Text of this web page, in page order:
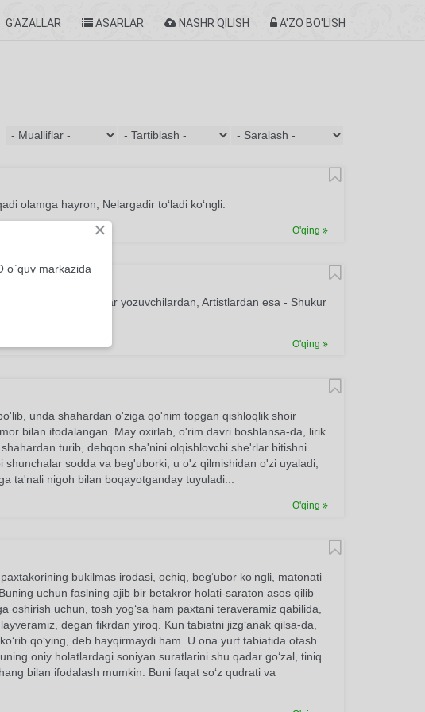
G'AZALLAR ASARLAR NASHR QILISH A'ZO BO'LISH
olamga hayron, Nelargadir to‘ladi ko‘ngli.
O'qing
Qodiriyni eslar yozuvchilardan, Artistlardan esa - Shukur
O'qing
unda shahardan o'ziga qo'nim topgan qishloqlik shoir
bilan ifodalangan. May oxirlab, o'rim davri boshlansa-da, lirik
turib, dehqon sha'nini olqishlovchi she'rlar bitishni
shunchalar sodda va beg'uborki, u o'z qilmishidan o'zi uyaladi,
ta'nali nigoh bilan boqayotganday tuyuladi...
O'qing
bukilmas irodasi, ochiq, beg‘ubor ko‘ngli, matonati
uchun faslning ajib bir betakror holati-saraton asos qilib
oshirish uchun, tosh yog‘sa ham paxtani teraveramiz qabilida,
degan fikrdan yiroq. Kun tabiatni jizg‘anak qilsa-da,
qo‘ying, deb hayqirmaydi ham. U ona yurt tabiatida otash
oniy holatlardagi soniyan suratlarini shu qadar go‘zal, tiniq
bilan ifodalash mumkin. Buni faqat so‘z qudrati va
×
o`quv markazida